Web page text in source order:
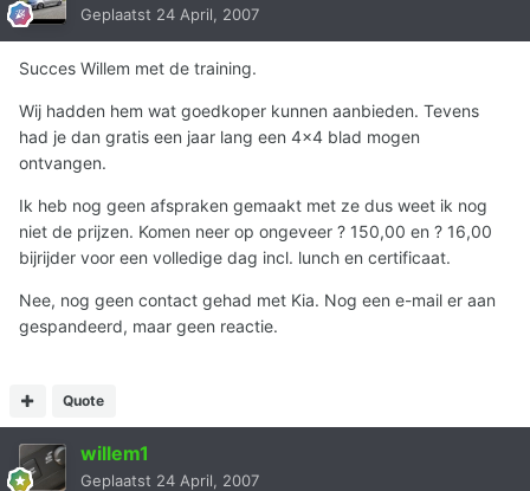
Geplaatst 24 April, 2007
Succes Willem met de training.
Wij hadden hem wat goedkoper kunnen aanbieden. Tevens
had je dan gratis een jaar lang een 4x4 blad mogen
ontvangen.
Ik heb nog geen afspraken gemaakt met ze dus weet ik nog
niet de prijzen. Komen neer op ongeveer ? 150,00 en ? 16,00
bijrijder voor een volledige dag incl. lunch en certificaat.
Nee, nog geen contact gehad met Kia. Nog een e-mail er aan
gespandeerd, maar geen reactie.
Quote
willem1
Geplaatst 24 April, 2007